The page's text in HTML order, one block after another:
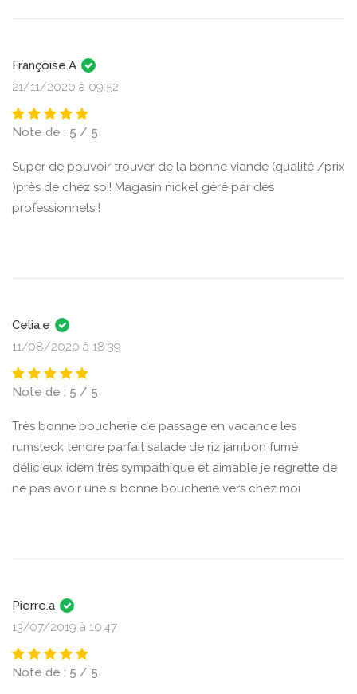
Françoise.A
21/11/2020 à 09:52
Note de : 5 / 5
Super de pouvoir trouver de la bonne viande (qualité /prix
)près de chez soi! Magasin nickel géré par des
professionnels !
Celia.e
11/08/2020 à 18:39
Note de : 5 / 5
Très bonne boucherie de passage en vacance les
rumsteck tendre parfait salade de riz jambon fumé
délicieux idem très sympathique et aimable je regrette de
ne pas avoir une si bonne boucherie vers chez moi
Pierre.a
13/07/2019 à 10:47
Note de : 5 / 5